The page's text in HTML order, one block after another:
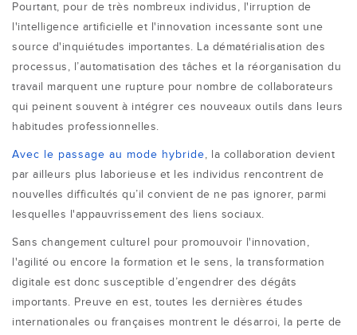
Pourtant, pour de très nombreux individus, l'irruption de
l'intelligence artificielle et l'innovation incessante sont une
source d'inquiétudes importantes. La dématérialisation des
processus, l’automatisation des tâches et la réorganisation du
travail marquent une rupture pour nombre de collaborateurs
qui peinent souvent à intégrer ces nouveaux outils dans leurs
habitudes professionnelles.
Avec le passage au mode hybride, la collaboration devient
par ailleurs plus laborieuse et les individus rencontrent de
nouvelles difficultés qu’il convient de ne pas ignorer, parmi
lesquelles l'appauvrissement des liens sociaux.
Sans changement culturel pour promouvoir l'innovation,
l'agilité ou encore la formation et le sens, la transformation
digitale est donc susceptible d’engendrer des dégâts
importants. Preuve en est, toutes les dernières études
internationales ou françaises montrent le désarroi, la perte de